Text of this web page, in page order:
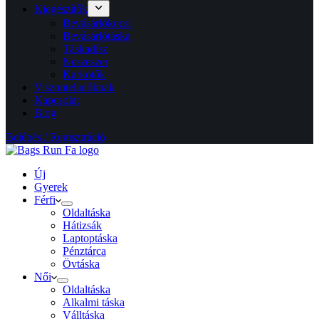
Kiegészítők
Bevásárlókocsi
Bevásárlótáska
Táskadísz
Neszeszer
Karkötők
Viszonteladóknak
Kapcsolat
Blog
Belépés / Regisztráció
Új
Gyerek
Férfi
Oldaltáska
Hátizsák
Laptoptáska
Pénztárca
Övtáska
Női
Oldaltáska
Alkalmi táska
Válltáska